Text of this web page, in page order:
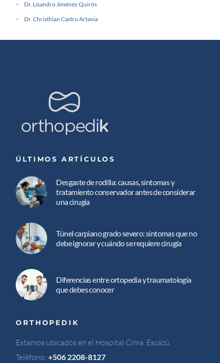
Dr. Lisandro Jiménez Quirós
Dr. Christhian Castro Artavia
ÚLTIMOS ARTÍCULOS
Desgaste de rodilla: causas, síntomas y
tratamiento conservador antes de considerar
una cirugía
Túnel carpiano grado severo: síntomas que no
debe ignorar y cuándo se requiere cirugía
Diferencias entre ortopedia y traumatología
que debes conocer
ORTHOPEDIK
Estamos ubicados en el Hospital Cima, Escazú.
Teléfono:+506 2208-8127